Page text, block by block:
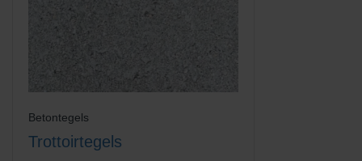
Betontegels
Trottoirtegels